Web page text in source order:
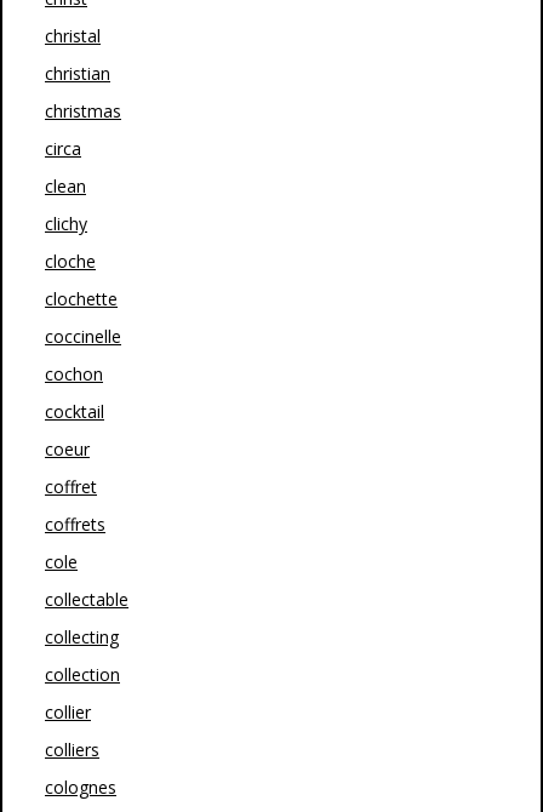
christal
christian
christmas
circa
clean
clichy
cloche
clochette
coccinelle
cochon
cocktail
coeur
coffret
coffrets
cole
collectable
collecting
collection
collier
colliers
colognes